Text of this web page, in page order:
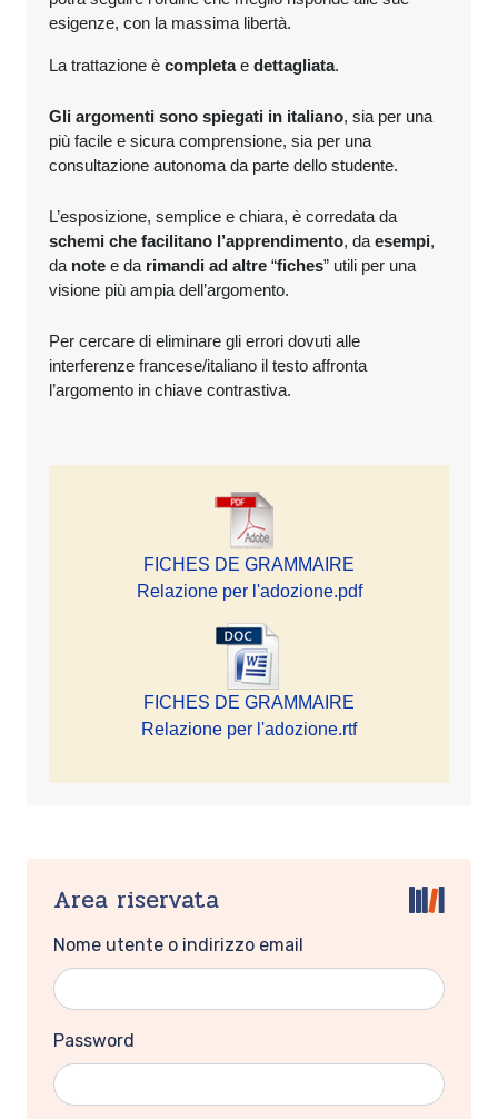
esigenze, con la massima libertà.
La trattazione è completae dettagliata.
Gli argomenti sono spiegati in italiano, sia per una
più facile e sicura comprensione, sia per una
consultazione autonoma da parte dello studente.
L’esposizione, semplice e chiara, è corredata da
schemi che facilitano l’apprendimento, da esempi,
da note e da rimandi ad altre “fiches” utili per una
visione più ampia dell’argomento.
Per cercare di eliminare gli errori dovuti alle
interferenze francese/italiano il testo affronta
l’argomento in chiave contrastiva.
FICHES DE GRAMMAIRE
Relazione per l'adozione.pdf
FICHES DE GRAMMAIRE
Relazione per l'adozione.rtf
Area riservata
Nome utente o indirizzo email
Password